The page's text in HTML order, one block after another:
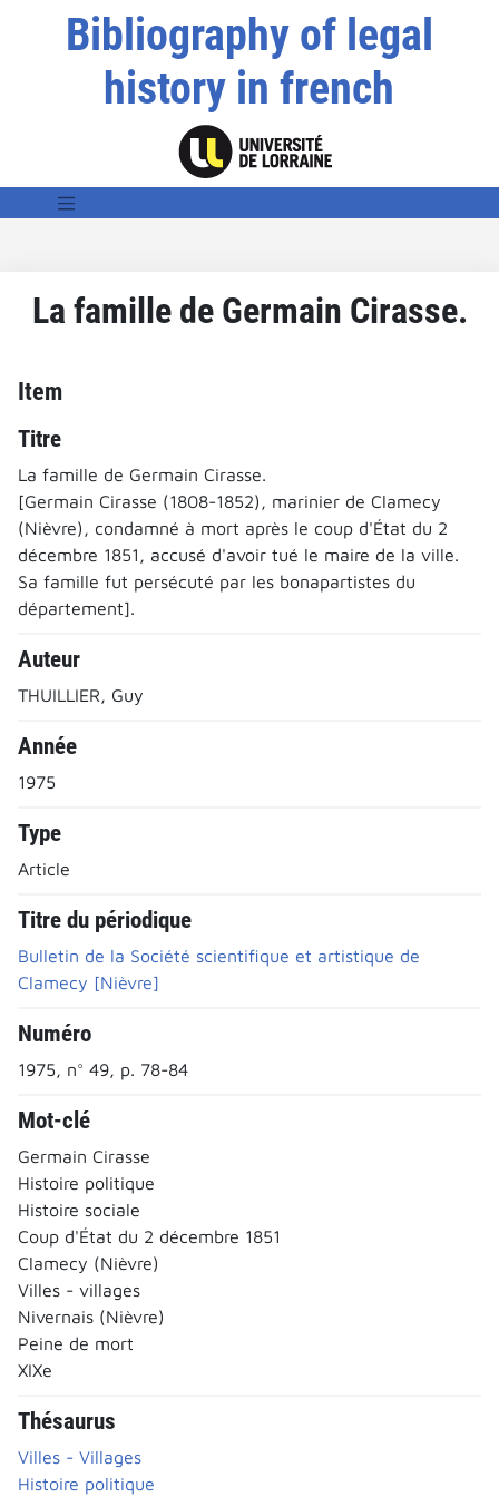
Bibliography of legal
history in french
La famille de Germain Cirasse.
Item
Titre
La famille de Germain Cirasse.
[Germain Cirasse (1808-1852), marinier de Clamecy
(Nièvre), condamné à mort après le coup d'État du 2
décembre 1851, accusé d'avoir tué le maire de la ville.
Sa famille fut persécuté par les bonapartistes du
département].
Auteur
THUILLIER, Guy
Année
1975
Type
Article
Titre du périodique
Bulletin de la Société scientifique et artistique de
Clamecy [Nièvre]
Numéro
1975, n° 49, p. 78-84
Mot-clé
Germain Cirasse
Histoire politique
Histoire sociale
Coup d'État du 2 décembre 1851
Clamecy (Nièvre)
Villes - villages
Nivernais (Nièvre)
Peine de mort
XIXe
Thésaurus
Villes - Villages
Histoire politique